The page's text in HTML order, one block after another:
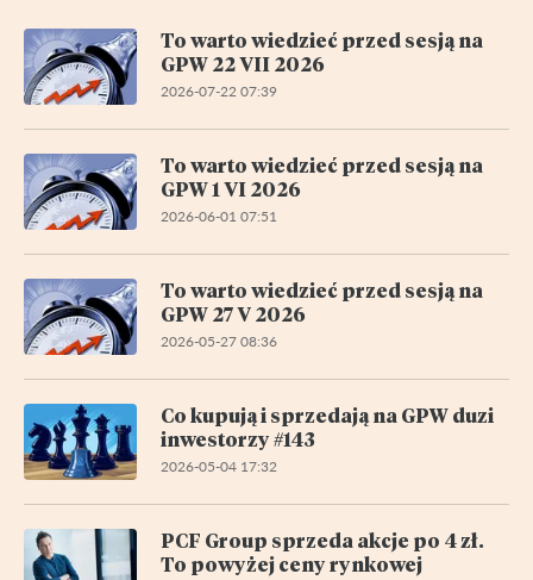
To warto wiedzieć przed sesją na
GPW 22 VII 2026
2026-07-22 07:39
To warto wiedzieć przed sesją na
GPW 1 VI 2026
2026-06-01 07:51
To warto wiedzieć przed sesją na
GPW 27 V 2026
2026-05-27 08:36
Co kupują i sprzedają na GPW duzi
inwestorzy #143
2026-05-04 17:32
PCF Group sprzeda akcje po 4 zł.
To powyżej ceny rynkowej